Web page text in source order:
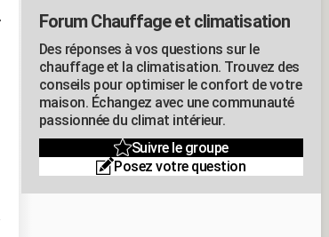
Forum Chauffage et climatisation
Des réponses à vos questions sur le
chauffage et la climatisation. Trouvez des
conseils pour optimiser le confort de votre
maison. Échangez avec une communauté
passionnée du climat intérieur.
Suivre le groupe
Posez votre question